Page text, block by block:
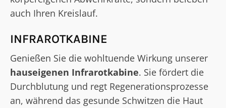
auch Ihren Kreislauf.
INFRAROTKABINE
Genießen Sie die wohltuende Wirkung unserer
hauseigenen Infrarotkabine. Sie fördert die
Durchblutung und regt Regenerationsprozesse
an, während das gesunde Schwitzen die Haut